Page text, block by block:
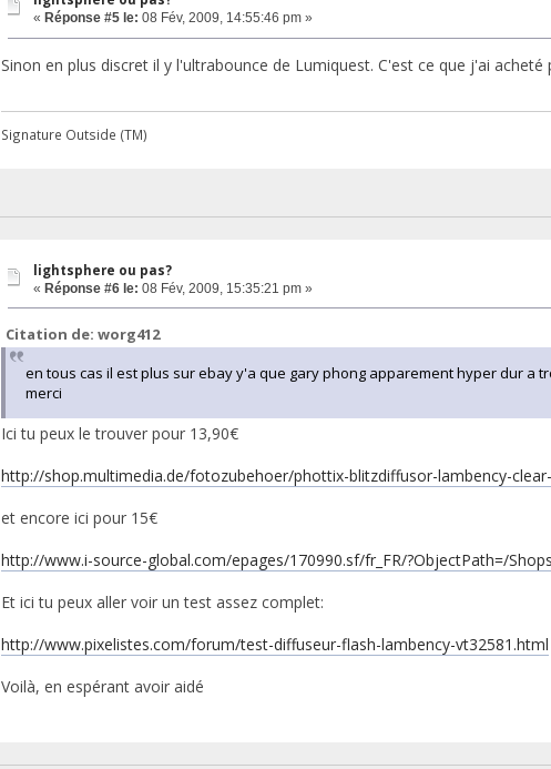
« Réponse #5 le: 08 Fév, 2009, 14:55:46 pm »
Sinon en plus discret il y l'ultrabounce de Lumiquest. C'est ce que j'ai
Signature Outside (TM)
lightsphere ou pas?
« Réponse #6 le: 08 Fév, 2009, 15:35:21 pm »
Citation de: worg412
en tous cas il est plus sur ebay y'a que gary phong apparement hyper dur a
merci
Ici tu peux le trouver pour 13,90€
http://shop.multimedia.de/fotozubehoer/phottix-blitzdiffusor-lambency-
et encore ici pour 15€
http://www.i-source-global.com/epages/170990.sf/fr_FR/?ObjectPath=/
Et ici tu peux aller voir un test assez complet:
http://www.pixelistes.com/forum/test-diffuseur-flash-lambency-vt32581.html
Voilà, en espérant avoir aidé